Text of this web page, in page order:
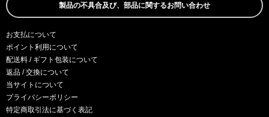
製品の不具合及び、部品に関するお問い合わせ
お支払について
ポイント利用について
配送料 / ギフト包装について
返品 / 交換について
当サイトについて
プライバシーポリシー
特定商取引法に基づく表記